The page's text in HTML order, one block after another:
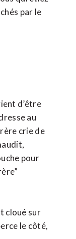
par le
d’être
au
crie de
pour
cloué sur
le côté,